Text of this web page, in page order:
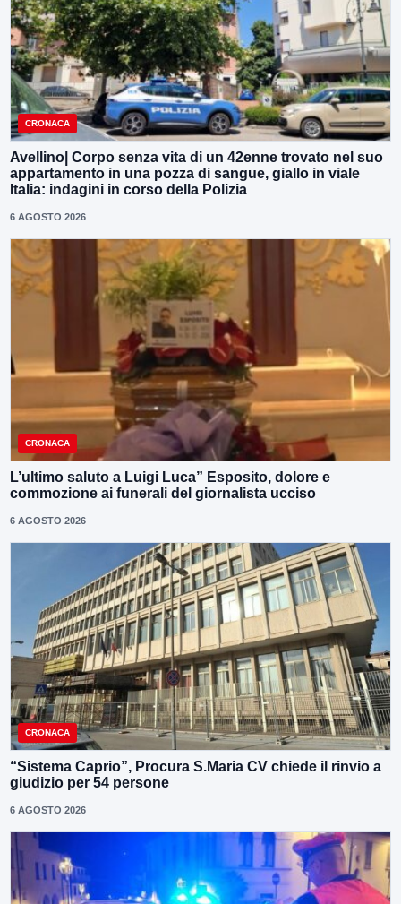
CRONACA
Avellino| Corpo senza vita di un 42enne trovato nel suo
appartamento in una pozza di sangue, giallo in viale
Italia: indagini in corso della Polizia
6 AGOSTO 2026
CRONACA
L’ultimo saluto a Luigi Luca” Esposito, dolore e
commozione ai funerali del giornalista ucciso
6 AGOSTO 2026
CRONACA
“Sistema Caprio”, Procura S.Maria CV chiede il rinvio a
giudizio per 54 persone
6 AGOSTO 2026